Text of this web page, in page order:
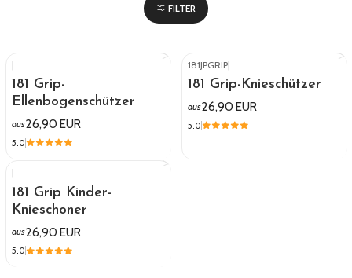
FILTER
|
181 Grip-
Ellenbogenschützer
aus26,90 EUR
5.0
181JPGRIP|
181 Grip-Knieschützer
aus26,90 EUR
5.0
|
181 Grip Kinder-
Knieschoner
aus26,90 EUR
5.0